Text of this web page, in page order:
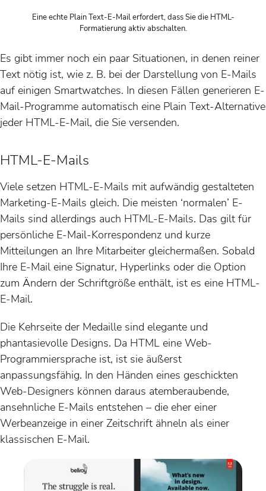
Eine echte Plain Text-E-Mail erfordert, dass Sie die HTML-
Formatierung aktiv abschalten.
Es gibt immer noch ein paar Situationen, in denen reiner
Text nötig ist, wie z. B. bei der Darstellung von E-Mails
auf einigen Smartwatches. In diesen Fällen generieren E-
Mail-Programme automatisch eine Plain Text-Alternative
jeder HTML-E-Mail, die Sie versenden.
HTML-E-Mails
Viele setzen HTML-E-Mails mit aufwändig gestalteten
Marketing-E-Mails gleich. Die meisten ‘normalen’ E-
Mails sind allerdings auch HTML-E-Mails. Das gilt für
persönliche E-Mail-Korrespondenz und kurze
Mitteilungen an Ihre Mitarbeiter gleichermaßen. Sobald
Ihre E-Mail eine Signatur, Hyperlinks oder die Option
zum Ändern der Schriftgröße enthält, ist es eine HTML-
E-Mail.
Die Kehrseite der Medaille sind elegante und
phantasievolle Designs. Da HTML eine Web-
Programmiersprache ist, ist sie äußerst
anpassungsfähig. In den Händen eines geschickten
Web-Designers können daraus atemberaubende,
ansehnliche E-Mails entstehen – die eher einer
Werbeanzeige in einer Zeitschrift ähneln als einer
klassischen E-Mail.